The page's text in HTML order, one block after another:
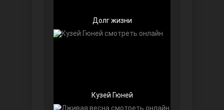
Долг жизни
Кузей Гюней